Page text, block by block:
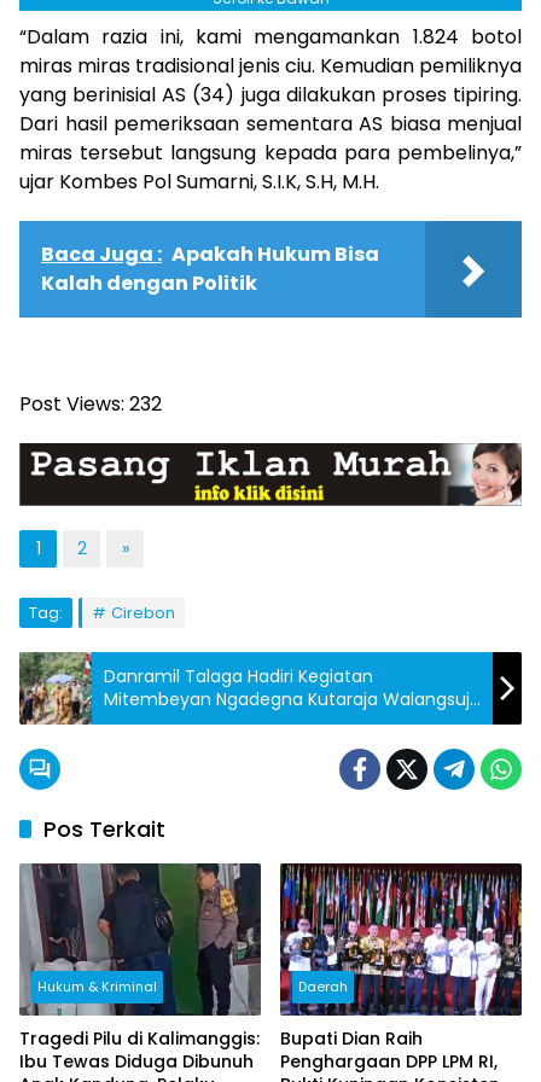
“Dalam razia ini, kami mengamankan 1.824 botol
miras miras tradisional jenis ciu. Kemudian pemiliknya
yang berinisial AS (34) juga dilakukan proses tipiring.
Dari hasil pemeriksaan sementara AS biasa menjual
miras tersebut langsung kepada para pembelinya,”
ujar Kombes Pol Sumarni, S.I.K, S.H, M.H.
Baca Juga : Apakah Hukum Bisa
Kalah dengan Politik
Post Views: 232
1 2 »
Tag: Cirebon
Danramil Talaga Hadiri Kegiatan
Mitembeyan Ngadegna Kutaraja Walangsuji
dan Doa Bersama di Situs Walangsuji,
Pos Terkait
Hukum & Kriminal
Tragedi Pilu di Kalimanggis:
Ibu Tewas Diduga Dibunuh
Daerah
Bupati Dian Raih
Penghargaan DPP LPM RI,